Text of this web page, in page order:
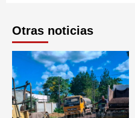
Otras noticias